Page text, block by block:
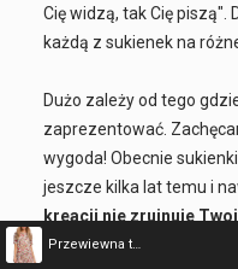
Przewiewna trapezowa sukienka w kwiaty z falbaną na lato – kolor n/a – 43429-6
Cię widzą, tak Cię
każdą z sukienek na
Dużo zależy od tego
zaprezentować.
wygoda! Obecnie
jeszcze kilka lat temu i
kreacji nie zrujnuje